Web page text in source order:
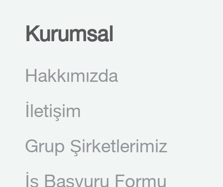
Kurumsal
Hakkımızda
İletişim
Grup Şirketlerimiz
İş Başvuru Formu